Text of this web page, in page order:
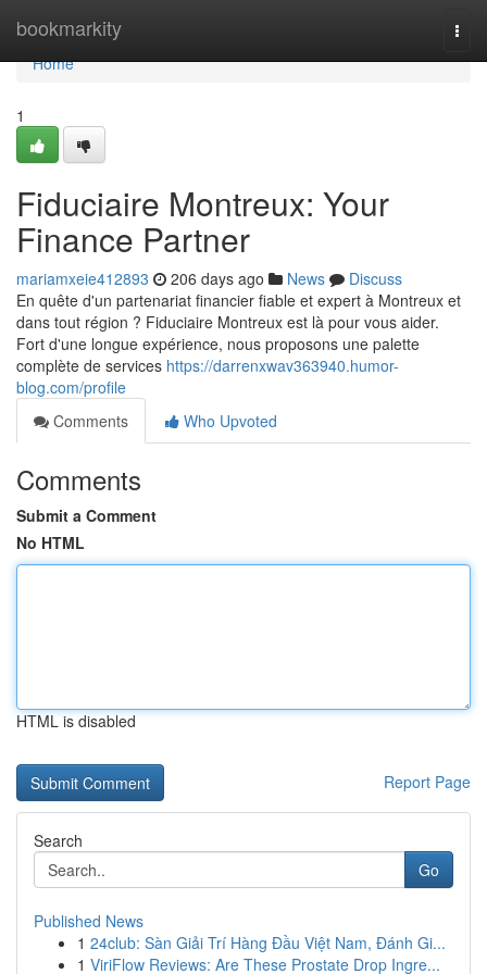
bookmarkity
Home
Home
1
Fiduciaire Montreux: Your
Finance Partner
mariamxeie412893 206 days ago News
Discuss
En quête d'un partenariat financier fiable et expert à Montreux et
dans tout région ? Fiduciaire Montreux est là pour vous aider.
Fort d'une longue expérience, nous proposons une palette
complète de services https://darrenxwav363940.humor-
blog.com/profile
Comments
Who Upvoted
Comments
Submit a Comment
No HTML
HTML is disabled
Report Page
Search
Go
Published News
1 24club: Sàn Giải Trí Hàng Đầu Việt Nam, Đánh Gi...
1 ViriFlow Reviews: Are These Prostate Drop Ingre...